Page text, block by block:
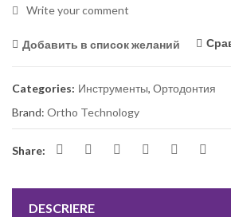
Write your comment
Добавить в список желаний
Categories: Инструменты, Ортодонтия
Brand: Ortho Technology
Share:
DESCRIERE